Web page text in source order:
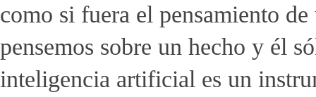
como si fuera el pensamiento
pensemos sobre un hecho y él
inteligencia artificial es un